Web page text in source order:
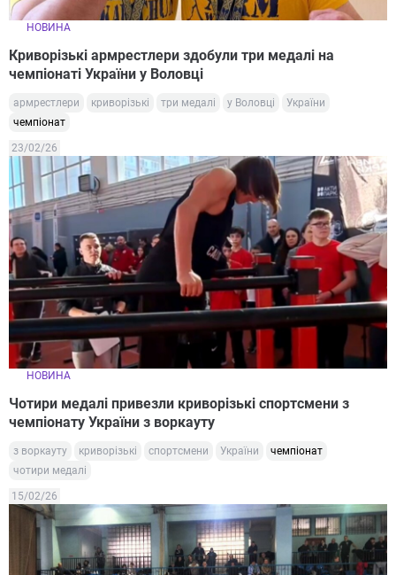
НОВИНА
Криворізькі армрестлери здобули три медалі на
чемпіонаті України у Воловці
армрестлери криворізькі три медалі у Воловці
України
чемпіонат
23/02/26
НОВИНА
Чотири медалі привезли криворізькі спортсмени з
чемпіонату України з воркауту
з воркауту криворізькі спортсмени України
чемпіонат
чотири медалі
15/02/26